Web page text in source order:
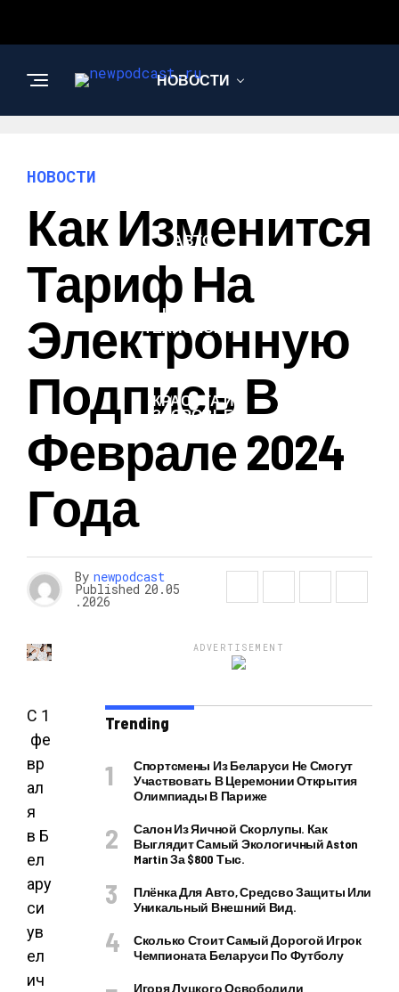
НОВОСТИ
АВТО
НАУКА И
ТЕХНОЛОГИИ
КРАСОТА И
ЗДОРОВЬЕ
НОВОСТИ
Как Изменится
Тариф На
Электронную
Подпись В
Феврале 2024
Года
By newpodcast
Published 20.05
.2026
С 1
фе
вр
ал
я
в Б
ел
ару
си
ув
ел
ич
ADVERTISEMENT
Trending
Спортсмены Из Беларуси Не Смогут
Участвовать В Церемонии Открытия
Олимпиады В Париже
Салон Из Яичной Скорлупы. Как
Выглядит Самый Экологичный Aston
Martin За $800 Тыс.
Плёнка Для Авто, Средсво Защиты Или
Уникальный Внешний Вид.
Сколько Стоит Самый Дорогой Игрок
Чемпионата Беларуси По Футболу
Игоря Луцкого Освободили